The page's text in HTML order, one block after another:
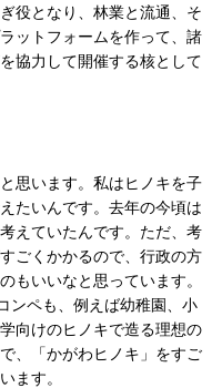
役となり、林業と流通、そ
ットフォームを作って、諸
協力して開催する核として
思います。私はヒノキを子
たいんです。去年の今頃は
えていたんです。ただ、考
ごくかかるので、行政の方
もいいなと思っています。
ンペも、例えば幼稚園、小
向けのヒノキで造る理想の
、「かがわヒノキ」をすご
ます。